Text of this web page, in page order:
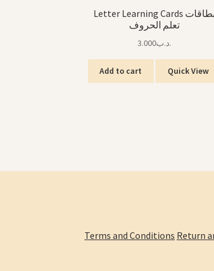
Letter Learning Cards بطاقات
تعلم الحروف
.د.ب3.000
Add to cart Quick View
Terms and Conditions Return